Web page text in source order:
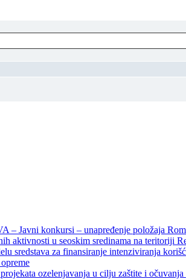
konkursi – unapređenje položaja
u seoskim sredinama na teritoriji
za finansiranje intenziviranja
ozelenjavanja u cilju zaštite i očuvanja